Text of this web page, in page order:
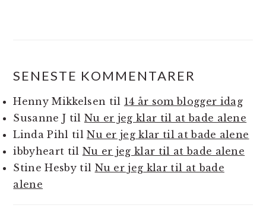
SENESTE KOMMENTARER
Henny Mikkelsen til 14 år som blogger idag
Susanne J til Nu er jeg klar til at bade alene
Linda Pihl tilNu er jeg klar til at bade alene
ibbyheart til Nu er jeg klar til at bade alene
Stine Hesbytil Nu er jeg klar til at bade
alene